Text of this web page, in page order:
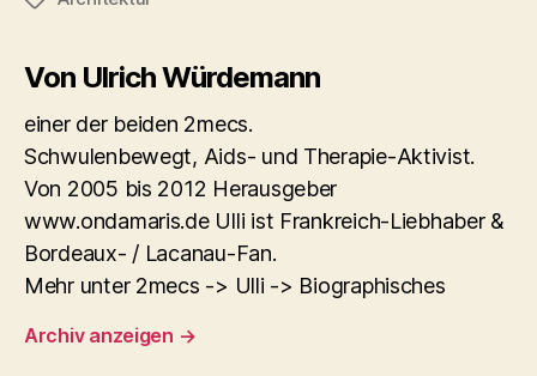
Von Ulrich Würdemann
einer der beiden 2mecs.
Schwulenbewegt, Aids- und Therapie-Aktivist.
Von 2005 bis 2012 Herausgeber
www.ondamaris.de Ulli ist Frankreich-Liebhaber &
Bordeaux- / Lacanau-Fan.
Mehr unter 2mecs -> Ulli -> Biographisches
Archiv anzeigen →